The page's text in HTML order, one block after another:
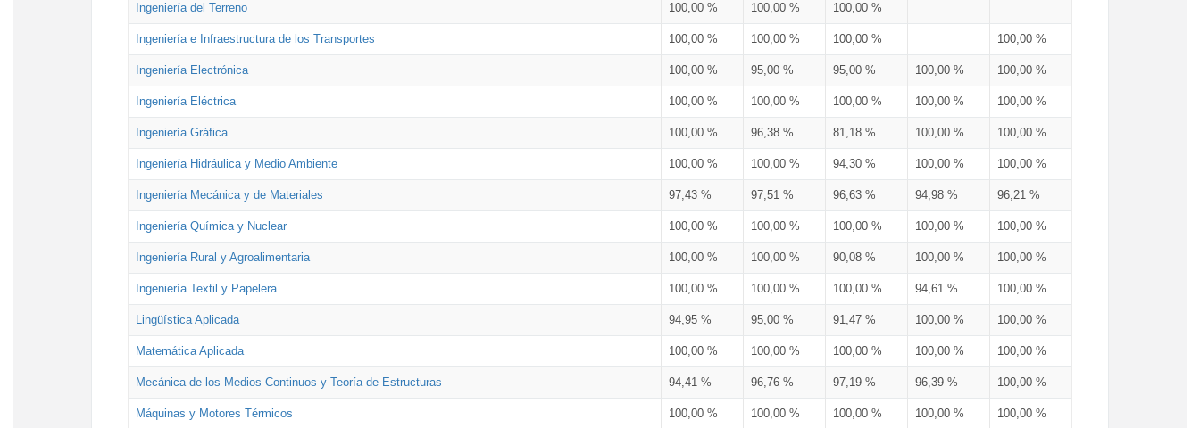
Ingeniería del Terreno 100,00 % 100,00 % 100,00 %
Ingeniería e Infraestructura de los Transportes 100,00 % 100,00 % 100,00 % 100,00 %
Ingeniería Electrónica 100,00 % 95,00 % 95,00 % 100,00 % 100,00 %
Ingeniería Eléctrica 100,00 % 100,00 % 100,00 % 100,00 % 100,00 %
Ingeniería Gráfica 100,00 % 96,38 % 81,18 % 100,00 % 100,00 %
Ingeniería Hidráulica y Medio Ambiente 100,00 % 100,00 % 94,30 % 100,00 % 100,00 %
Ingeniería Mecánica y de Materiales 97,43 % 97,51 % 96,63 % 94,98 % 96,21 %
Ingeniería Química y Nuclear 100,00 % 100,00 % 100,00 % 100,00 % 100,00 %
Ingeniería Rural y Agroalimentaria 100,00 % 100,00 % 90,08 % 100,00 % 100,00 %
Ingeniería Textil y Papelera 100,00 % 100,00 % 100,00 % 94,61 % 100,00 %
Lingüística Aplicada 94,95 % 95,00 % 91,47 % 100,00 % 100,00 %
Matemática Aplicada 100,00 % 100,00 % 100,00 % 100,00 % 100,00 %
Mecánica de los Medios Continuos y Teoría de Estructuras 94,41 % 96,76 % 97,19 % 96,39 % 100,00 %
Máquinas y Motores Térmicos 100,00 % 100,00 % 100,00 % 100,00 % 100,00 %